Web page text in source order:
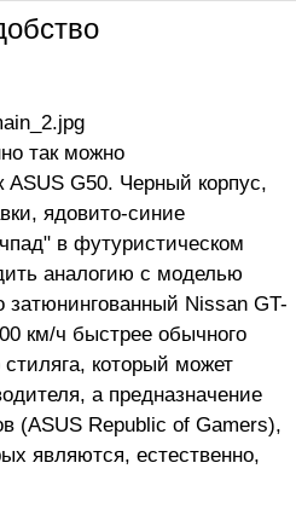
так можно
ASUS G50. Черный корпус,
ядовито-синие
в футуристическом
аналогию с моделью
затюнингованный Nissan GT-
км/ч быстрее обычного
который может
а предназначение
(ASUS Republic of Gamers),
являются, естественно,